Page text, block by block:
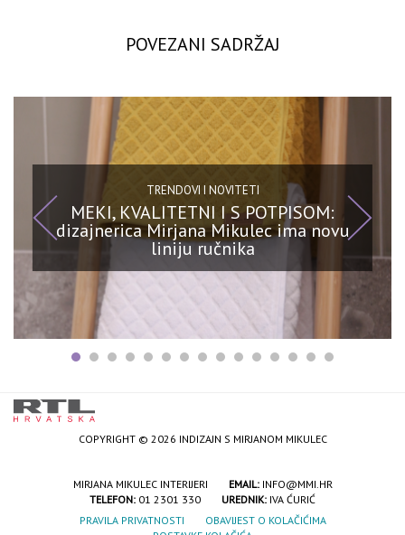
POVEZANI SADRŽAJ
TRENDOVI I NOVITETI
MEKI, KVALITETNI I S POTPISOM:
dizajnerica Mirjana Mikulec ima novu
liniju ručnika
COPYRIGHT © 2026 INDIZAJN S MIRJANOM MIKULEC
MIRJANA MIKULEC INTERIJERI EMAIL: INFO@MMI.HR
TELEFON: 01 2301 330 UREDNIK: IVA ĆURIĆ
PRAVILA PRIVATNOSTI
OBAVIJEST O KOLAČIĆIMA